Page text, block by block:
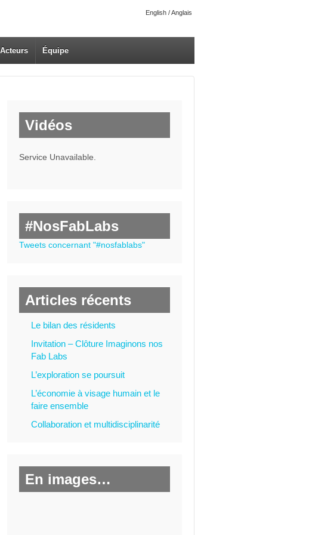
English / Anglais
Acteurs Équipe
Vidéos
Service Unavailable.
#NosFabLabs
Tweets concernant "#nosfablabs"
Articles récents
Le bilan des résidents
Invitation – Clôture Imaginons nos
Fab Labs
L’exploration se poursuit
L’économie à visage humain et le
faire ensemble
Collaboration et multidisciplinarité
En images…